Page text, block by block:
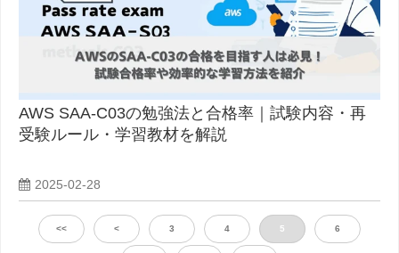
AWS SAA-C03の勉強法と合格率｜試験内容・再
受験ルール・学習教材を解説
2025-02-28
<< < 3 4 5 6